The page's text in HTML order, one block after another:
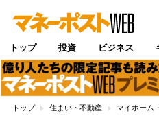
トップ 投資 ビジネス
トップ 住まい・不動産 マイホーム